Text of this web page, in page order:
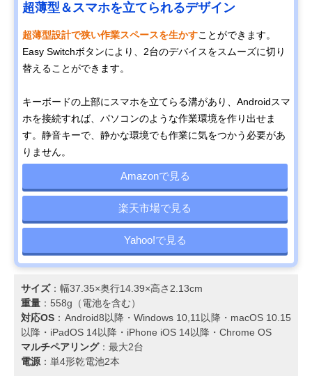
超薄型＆スマホを立てられるデザイン
超薄型設計で狭い作業スペースを生かすことができます。
Easy Switchボタンにより、2台のデバイスをスムーズに切り
替えることができます。
キーボードの上部にスマホを立てらる溝があり、Androidスマ
ホを接続すれば、パソコンのような作業環境を作り出せま
す。静音キーで、静かな環境でも作業に気をつかう必要があ
りません。
Amazonで見る
楽天市場で見る
Yahoo!で見る
サイズ：幅37.35×奥行14.39×高さ2.13cm
重量 ：558g（電池を含む）
対応OS ：Android8以降・Windows 10,11以降・macOS 10.15
以降・iPadOS 14以降・iPhone iOS 14以降・Chrome OS
マルチペアリング：最大2台
電源：単4形乾電池2本